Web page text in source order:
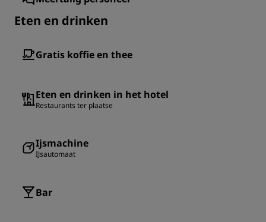
Eten en drinken
Gratis koffie en thee
Eten en drinken in het hotel
Restaurants ter plaatse
Ijsmachine
IJsautomaat
Bar